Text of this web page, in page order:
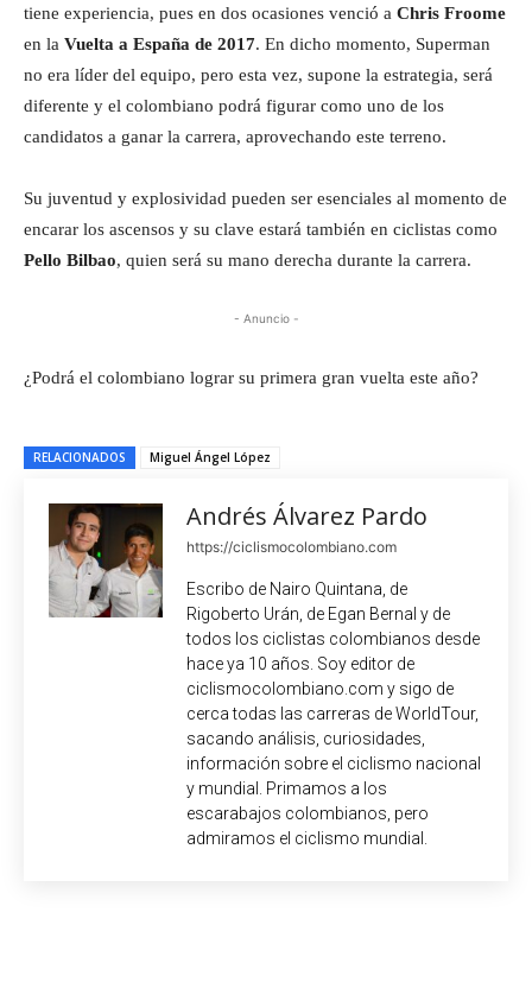
tiene experiencia, pues en dos ocasiones venció a Chris Froome
en la Vuelta a España de 2017. En dicho momento, Superman
no era líder del equipo, pero esta vez, supone la estrategia, será
diferente y el colombiano podrá figurar como uno de los
candidatos a ganar la carrera, aprovechando este terreno.
Su juventud y explosividad pueden ser esenciales al momento de
encarar los ascensos y su clave estará también en ciclistas como
Pello Bilbao, quien será su mano derecha durante la carrera.
- Anuncio -
¿Podrá el colombiano lograr su primera gran vuelta este año?
RELACIONADOS Miguel Ángel López
Andrés Álvarez Pardo
https://ciclismocolombiano.com
Escribo de Nairo Quintana, de
Rigoberto Urán, de Egan Bernal y de
todos los ciclistas colombianos desde
hace ya 10 años. Soy editor de
ciclismocolombiano.com y sigo de
cerca todas las carreras de WorldTour,
sacando análisis, curiosidades,
información sobre el ciclismo nacional
y mundial. Primamos a los
escarabajos colombianos, pero
admiramos el ciclismo mundial.